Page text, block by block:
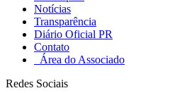
Notícias
Transparência
Diário Oficial PR
Contato
Área do Associado
Redes Sociais